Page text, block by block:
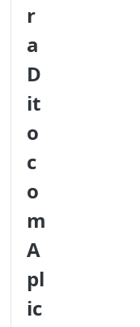
r
a
D
it
o
c
o
m
A
pl
ic